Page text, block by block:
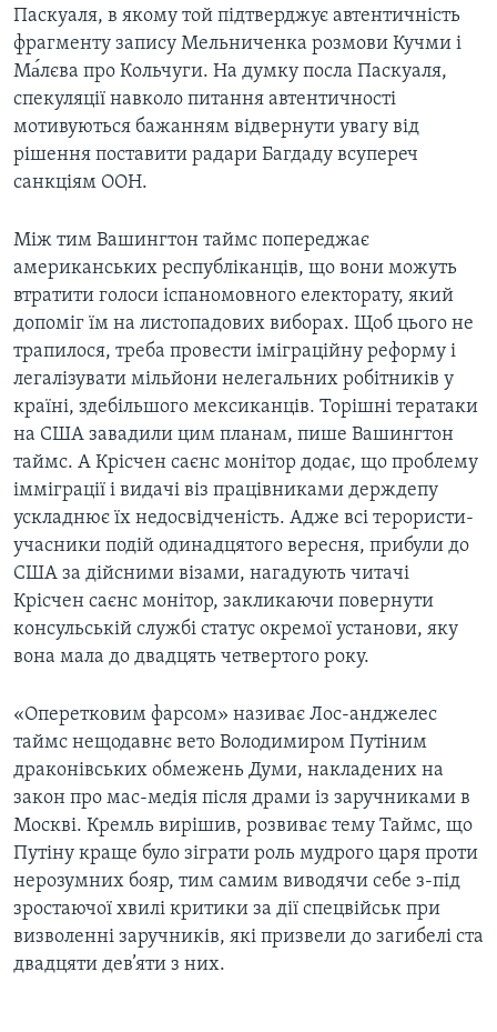
Паскуаля, в якому той підтверджує автентичність
фрагменту запису Мельниченка розмови Кучми і
Ма́лєва про Кольчуги. На думку посла Паскуаля,
спекуляції навколо питання автентичності
мотивуються бажанням відвернути увагу від
рішення поставити радари Багдаду всупереч
санкціям ООН.
Між тим Вашингтон таймс попереджає
американських республіканців, що вони можуть
втратити голоси іспаномовного електорату, який
допоміг їм на листопадових виборах. Щоб цього не
трапилося, треба провести іміграційну реформу і
легалізувати мільйони нелегальних робітників у
країні, здебільшого мексиканців. Торішні тератаки
на США завадили цим планам, пише Вашингтон
таймс. А Крісчен саєнс монітор додає, що проблему
імміграції і видачі віз працівниками держдепу
ускладнює їх недосвідченість. Адже всі терористи-
учасники подій одинадцятого вересня, прибули до
США за дійсними візами, нагадують читачі
Крісчен саєнс монітор, закликаючи повернути
консульській службі статус окремої установи, яку
вона мала до двадцять четвертого року.
«Оперетковим фарсом» називає Лос-анджелес
таймс нещодавнє вето Володимиром Путіним
драконівських обмежень Думи, накладених на
закон про мас-медія після драми із заручниками в
Москві. Кремль вирішив, розвиває тему Таймс, що
Путіну краще було зіграти роль мудрого царя проти
нерозумних бояр, тим самим виводячи себе з-під
зростаючої хвилі критики за дії спецвійськ при
визволенні заручників, які призвели до загибелі ста
двадцяти дев’яти з них.